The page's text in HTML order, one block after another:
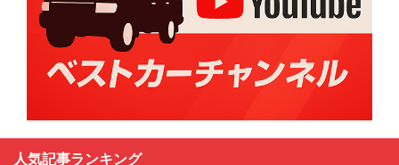
人気記事ランキング